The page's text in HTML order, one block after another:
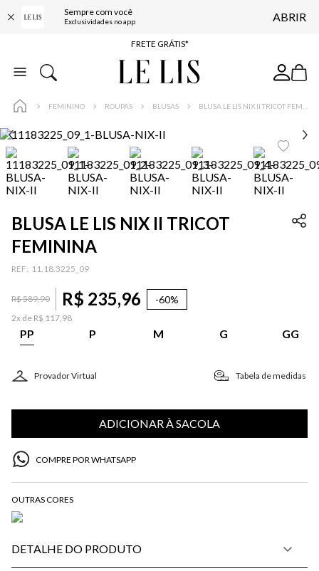
Sempre com você
Exclusividades no app ABRIR
ENTREGA EXPRESSA*
FRETE GRÁTIS*
BAIXE O APP
FEMININO ROUPAS BLUSAS
BLUSA LE LIS NIX II TRICOT
FEMININA
: 11.18.3225_09
R$589,90 R$ 235,96 -60%
2x de R$ 117,98
PP P M G GG
Provador Virtual Tabela de medidas
ADICIONAR À SACOLA
COMPRE POR WHATSAPP
DETALHE DO PRODUTO